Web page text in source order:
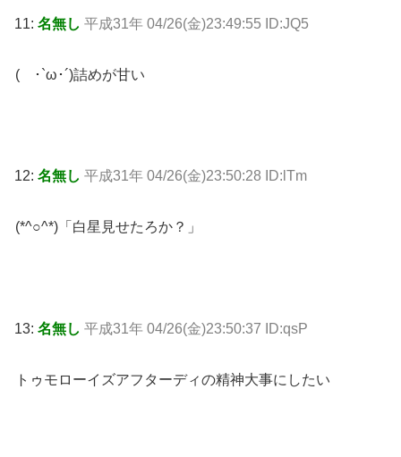
11: 名無し 平成31年 04/26(金)23:49:55 ID:JQ5
( ･`ω･´)詰めが甘い
12: 名無し 平成31年 04/26(金)23:50:28 ID:lTm
(*^○^*)「白星見せたろか？」
13: 名無し 平成31年 04/26(金)23:50:37 ID:qsP
トゥモローイズアフターディの精神大事にしたい